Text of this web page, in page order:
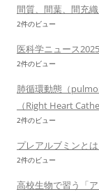
間質、間葉、間充
2件のビュー
医科学ニュース2025
2件のビュー
肺循環動態（
（Right Heart
2件のビュー
プレアルブミンと
2件のビュー
高校生物で習う「